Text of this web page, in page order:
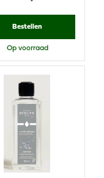
Bestellen
Op voorraad